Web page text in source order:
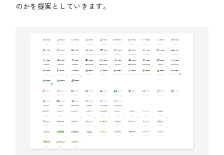
のかを提案としていきます。